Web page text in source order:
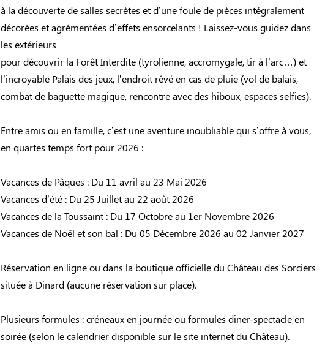
à la découverte de salles secrètes et d’une foule de pièces intégralement
décorées et agrémentées d’effets ensorcelants ! Laissez-vous guidez dans
les extérieurs
pour découvrir la Forêt Interdite (tyrolienne, accromygale, tir à l’arc…) et
l’incroyable Palais des jeux, l’endroit rêvé en cas de pluie (vol de balais,
combat de baguette magique, rencontre avec des hiboux, espaces selfies).
Entre amis ou en famille, c’est une aventure inoubliable qui s’offre à vous,
en quartes temps fort pour 2026 :
Vacances de Pâques : Du 11 avril au 23 Mai 2026
Vacances d’été : Du 25 Juillet au 22 août 2026
Vacances de la Toussaint : Du 17 Octobre au 1er Novembre 2026
Vacances de Noël et son bal : Du 05 Décembre 2026 au 02 Janvier 2027
Réservation en ligne ou dans la boutique officielle du Château des Sorciers
située à Dinard (aucune réservation sur place).
Plusieurs formules : créneaux en journée ou formules diner-spectacle en
soirée (selon le calendrier disponible sur le site internet du Château).